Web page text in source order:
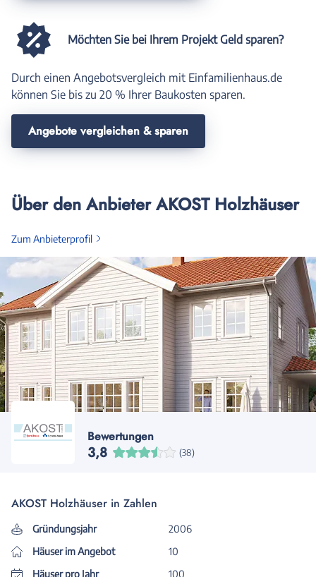
Möchten Sie bei Ihrem Projekt Geld sparen?
Durch einen Angebotsvergleich mit Einfamilienhaus.de
können Sie bis zu 20 % Ihrer Baukosten sparen.
Angebote vergleichen & sparen
Über den Anbieter AKOST Holzhäuser
Zum Anbieterprofil
Bewertungen
3,8 (38)
AKOST Holzhäuser in Zahlen
Gründungsjahr
2006
Häuser im Angebot
10
Häuser pro Jahr
100